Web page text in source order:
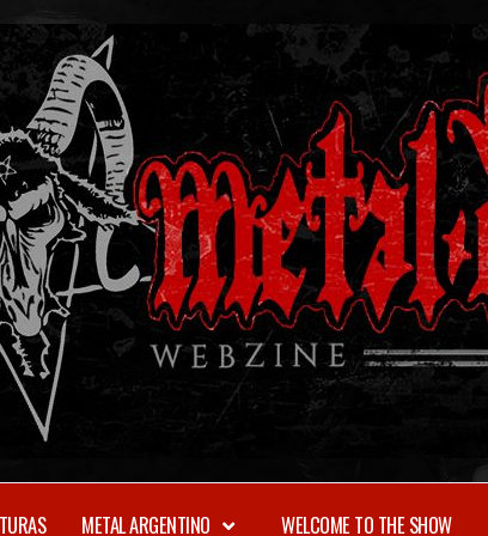
METAL ARGENTINO WELCOME TO THE SHOW